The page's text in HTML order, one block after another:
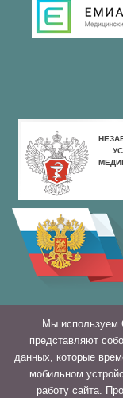
Стоматологическая
г. Москва, ул.
Найти:
Мы используем
представляют
данных, которые
мобильном
работу сайта.